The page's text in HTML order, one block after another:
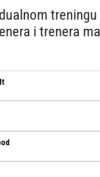
i trenera